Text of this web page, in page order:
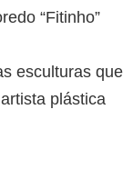
“Fitinho”
esculturas que
plástica